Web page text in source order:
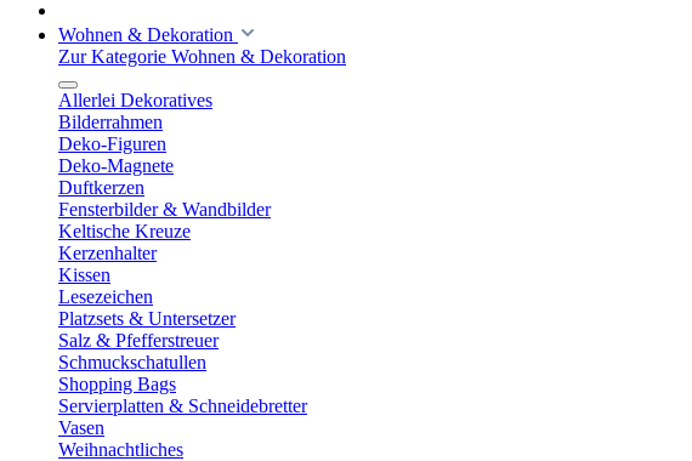
Wohnen & Dekoration
Zur Kategorie Wohnen & Dekoration
Allerlei Dekoratives
Bilderrahmen
Deko-Figuren
Deko-Magnete
Duftkerzen
Fensterbilder & Wandbilder
Keltische Kreuze
Kerzenhalter
Kissen
Lesezeichen
Platzsets & Untersetzer
Salz & Pfefferstreuer
Schmuckschatullen
Shopping Bags
Servierplatten & Schneidebretter
Vasen
Weihnachtliches